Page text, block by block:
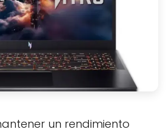
un rendimiento